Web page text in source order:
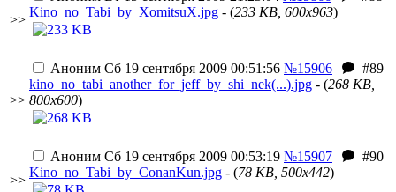
>>
Kino_no_Tabi_by_XomitsuX.jpg - (233 KB, 600x963)
>>
Аноним Сб 19 сентября 2009 00:51:56 №15906
#89
kino_no_tabi_another_for_jeff_by_shi_nek(...).jpg - (268 KB,
800x600)
>>
Аноним Сб 19 сентября 2009 00:53:19 №15907
#90
Kino_no_Tabi_by_ConanKun.jpg - (78 KB, 500x442)